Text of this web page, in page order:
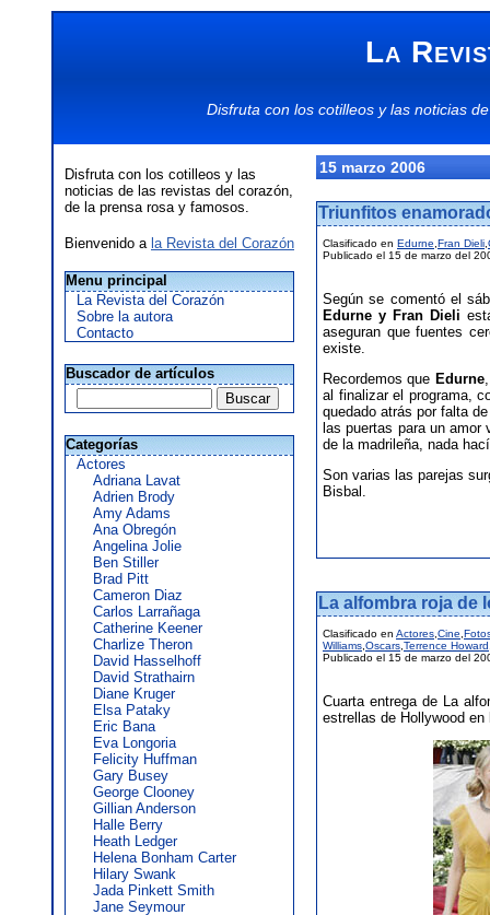
La
Disfruta con los cotilleosy las noticias
Disfruta con los cotilleos y las
noticias de las revistas del corazón,
de la prensa rosa y famosos.
Bienvenido a la Revista del Corazón
Menu principal
La Revista del Corazón
Sobre la autora
Contacto
Buscador de artículos
Categorías
Actores
Adriana Lavat
Adrien Brody
Amy Adams
Ana Obregón
Angelina Jolie
Ben Stiller
Brad Pitt
Cameron Diaz
Carlos Larrañaga
Catherine Keener
Charlize Theron
David Hasselhoff
David Strathairn
Diane Kruger
Elsa Pataky
Eric Bana
Eva Longoria
Felicity Huffman
Gary Busey
George Clooney
Gillian Anderson
Halle Berry
Heath Ledger
Helena Bonham Carter
Hilary Swank
Jada Pinkett Smith
Jane Seymour
15 marzo 2006
Triunfitos
Clasificado en Edurne Fran Dieli
Publicado el 15 de marzo del
Según se comentó el
Edurne y Fran Dieli
aseguran que fuentes
existe.
Recordemos que Edurne
al finalizar el programa,
quedado atrás por falta
las puertas para un
de la madrileña, nada
Son varias las parejas
Bisbal.
La alfombra roja de
Clasificado en Actores Cine
Williams Oscars Terrence Howard
Publicado el 15 de marzo del
Cuarta entrega de La
estrellas de Hollywood